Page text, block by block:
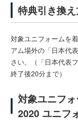
特典引き換
対象ユニフォームを
アム場外の「日本代
さい。（「日本代表
終了後20分まで）
対象ユニフ
2020 ユニフ